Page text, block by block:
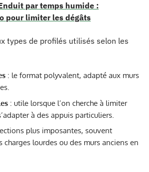
par temps humide :
pour limiter les dégâts
types de profilés utilisés selon les
: le format polyvalent, adapté aux murs
: utile lorsque l’on cherche à limiter
à des appuis particuliers.
plus imposantes, souvent
charges lourdes ou des murs anciens en